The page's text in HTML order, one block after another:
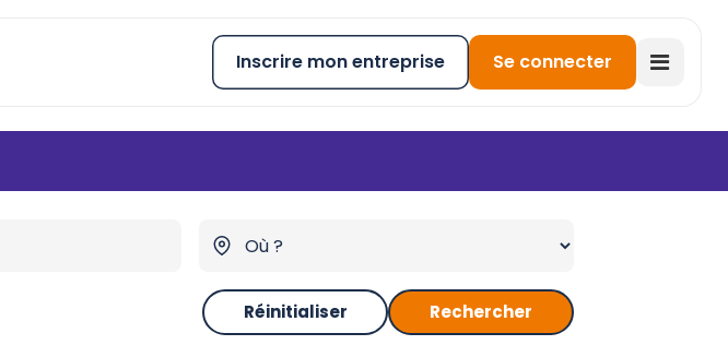
Inscrire mon entreprise Se connecter
Réinitialiser Rechercher